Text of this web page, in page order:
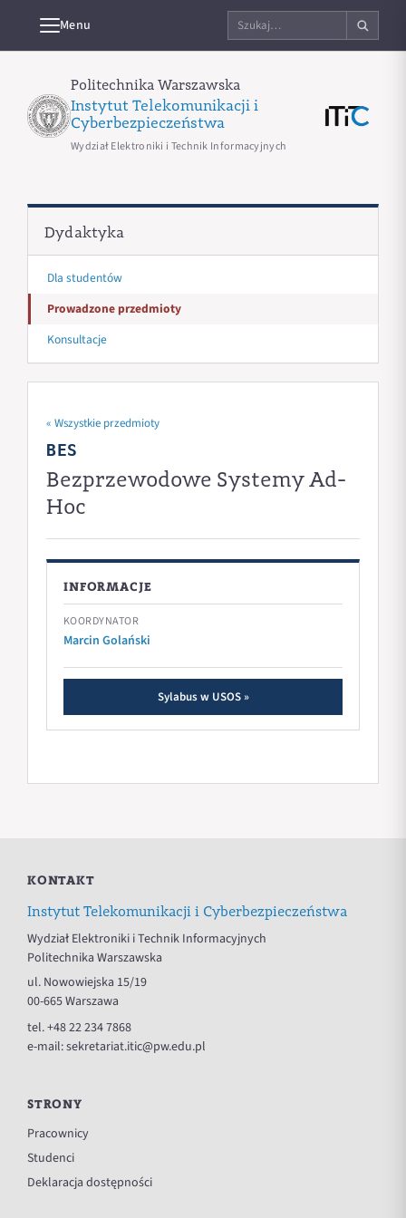
Menu
Szukaj
na
stronie
Politechnika Warszawska
Instytut Telekomunikacji i
Cyberbezpieczeństwa
Wydział Elektroniki i Technik Informacyjnych
« Wszystkie przedmioty
BES
Bezprzewodowe Systemy Ad-
Hoc
INFORMACJE
KOORDYNATOR
Marcin Golański
Sylabus w USOS »
Dydaktyka
Dla studentów
Prowadzone przedmioty
Konsultacje
KONTAKT
Instytut Telekomunikacji i Cyberbezpieczeństwa
Wydział Elektroniki i Technik Informacyjnych
Politechnika Warszawska
ul. Nowowiejska 15/19
00-665 Warszawa
tel.+48 22 234 7868
e-mail:sekretariat.itic@pw.edu.pl
STRONY
Pracownicy
Studenci
Deklaracja dostępności